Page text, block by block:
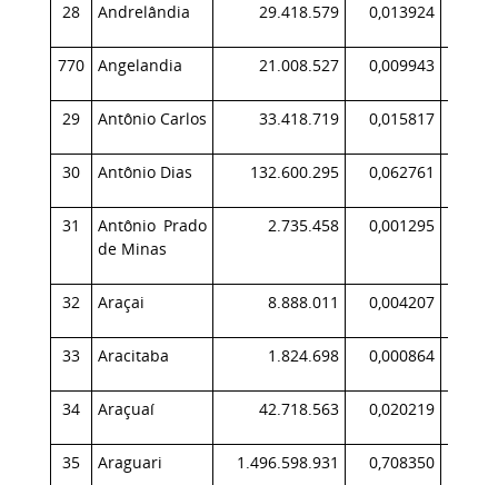
28 Andrelândia 29.418.579 0,013924
770 Angelandia 21.008.527 0,009943
29 Antônio Carlos 33.418.719 0,015817
30 Antônio Dias 132.600.295 0,062761
31
Antônio Prado
de Minas
2.735.458 0,001295
32 Araçai 8.888.011 0,004207
33 Aracitaba 1.824.698 0,000864
34 Araçuaí 42.718.563 0,020219
35 Araguari 1.496.598.931 0,708350